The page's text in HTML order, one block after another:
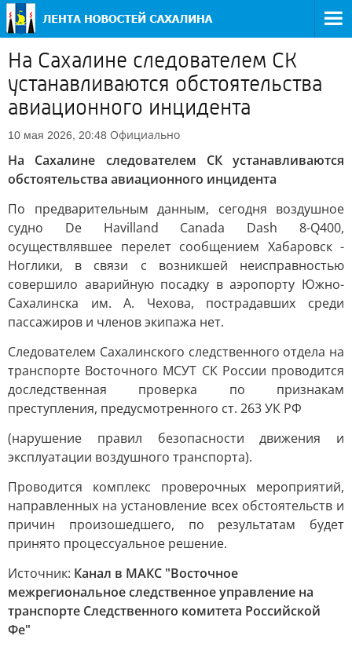
На Сахалине следователем СК
устанавливаются обстоятельства
авиационного инцидента
10 мая 2026, 20:48 Официально
На Сахалине следователем СК устанавливаются
обстоятельства авиационного инцидента
По предварительным данным, сегодня воздушное
судно De Havilland Canada Dash 8-Q400,
осуществлявшее перелет сообщением Хабаровск -
Ноглики, в связи с возникшей неисправностью
совершило аварийную посадку в аэропорту Южно-
Сахалинска им. А. Чехова, пострадавших среди
пассажиров и членов экипажа нет.
Следователем Сахалинского следственного отдела на
транспорте Восточного МСУТ СК России проводится
доследственная проверка по признакам
преступления, предусмотренного ст. 263 УК РФ
(нарушение правил безопасности движения и
эксплуатации воздушного транспорта).
Проводится комплекс проверочных мероприятий,
направленных на установление всех обстоятельств и
причин произошедшего, по результатам будет
принято процессуальное решение.
Источник: Канал в МАКС "Восточное
межрегиональное следственное управление на
транспорте Следственного комитета Российской
Фе"